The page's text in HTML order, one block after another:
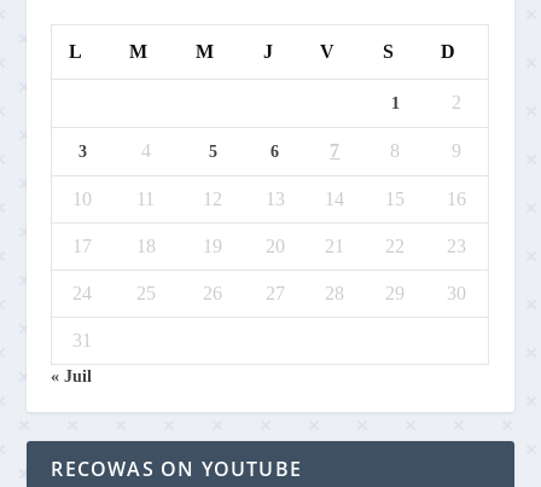
L M M J V S D
1 2
3 4 5 6 7 8 9
10 11 12 13 14 15 16
17 18 19 20 21 22 23
24 25 26 27 28 29 30
31
« Juil
RECOWAS ON YOUTUBE